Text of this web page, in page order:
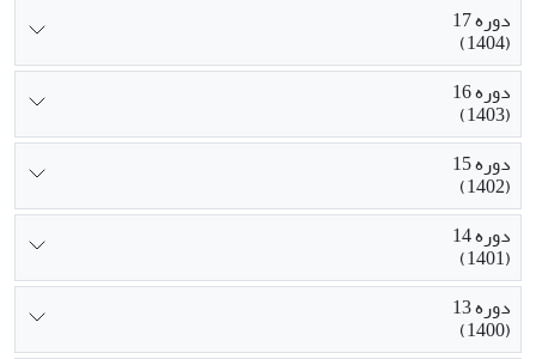
دوره 17
(1404)
دوره 16
(1403)
دوره 15
(1402)
دوره 14
(1401)
دوره 13
(1400)